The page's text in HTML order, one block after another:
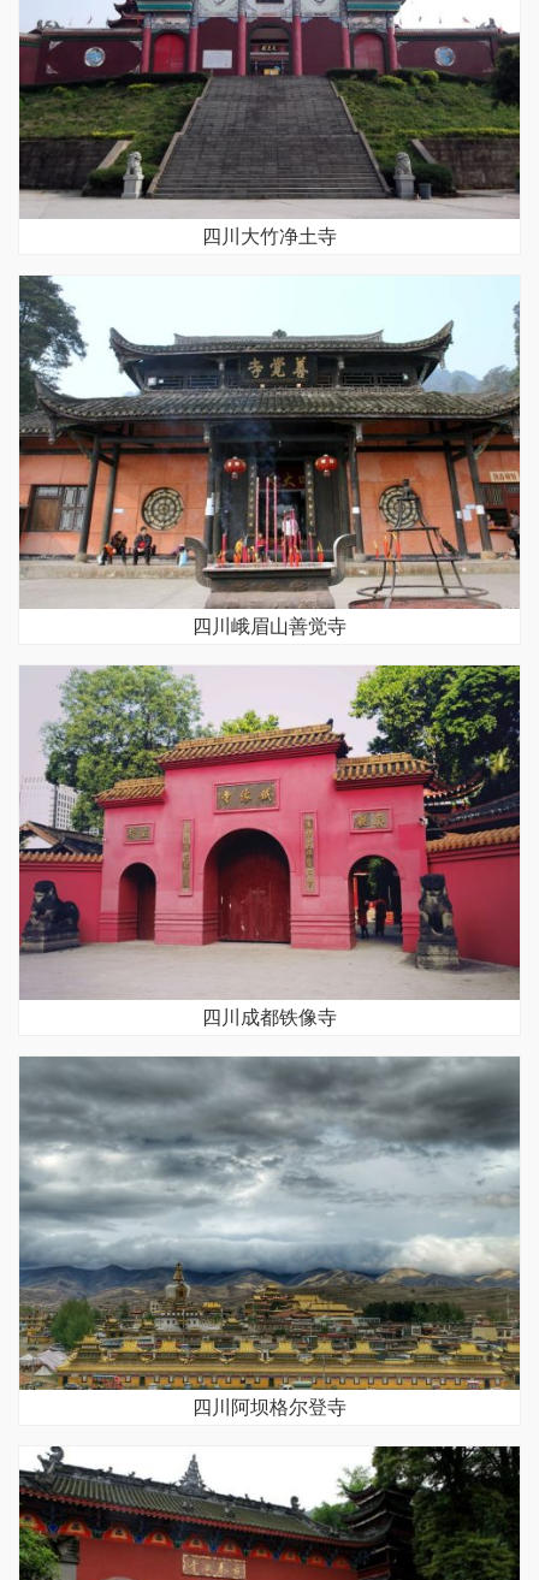
四川大竹净土寺
四川峨眉山善觉寺
四川成都铁像寺
四川阿坝格尔登寺